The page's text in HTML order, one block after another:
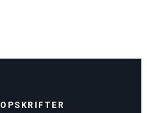
OPSKRIFTER